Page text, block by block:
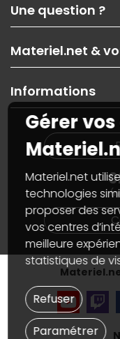
Nos services
Les magasins
Nos solutions pour les
Contactez-nous
Une question ?
Paiement, livraison
Garanties,Pack Zen
SAV, demander un
Informations
Guides d'achats et
Materiel.net &
On rachète votre
PC sur mesure :
Notre démarche
Materiel.net recrute
Notre programme
Partenariat &
Informations
Plan du site
Nos marques
Conditions
Informations légales
Données
Gérer vos cookies
Accessibilité : non
Gérer
Materiel.net
technologies
proposer des
vos centres
meilleure
statistiques de
Paramétrer
Refuser